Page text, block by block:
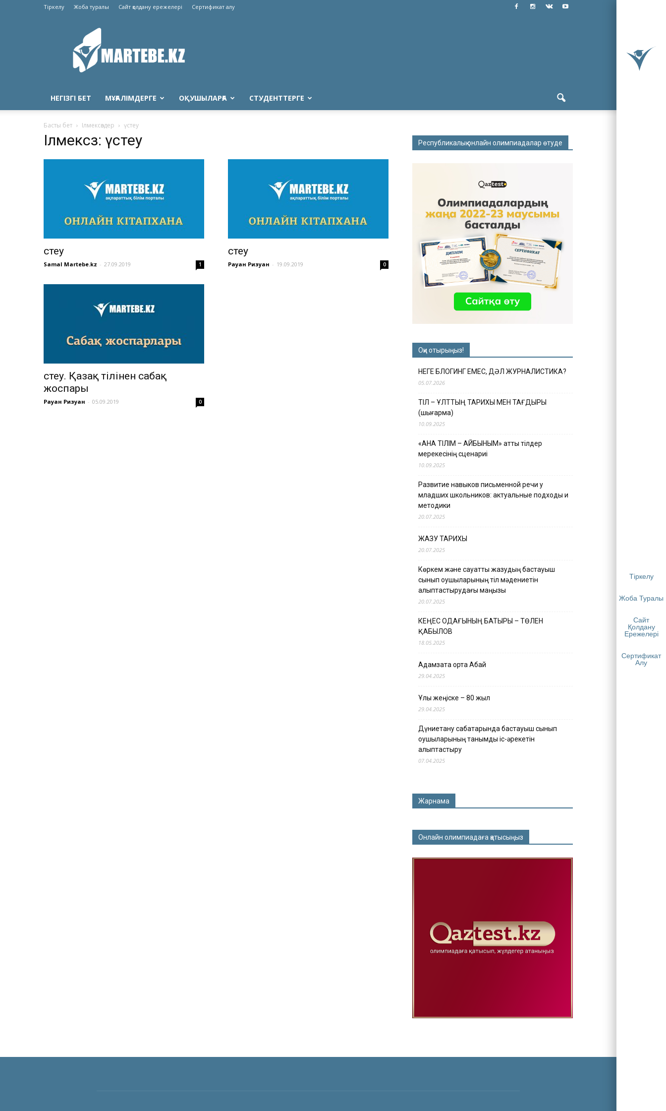
Тіркелу
Жоба Туралы
Сайт
Қолдану
Ережелері
Сертификат
Алу
Тіркелу Жоба туралы Сайт қолдану ережелері Сертификат алу
Martebe.kz
білім
сайты
НЕГІЗГІ БЕТ МҰҒАЛІМДЕРГЕ ОҚУШЫЛАРҒА СТУДЕНТТЕРГЕ
Басты бет Ілмексөздер үстеу
Ілмексөз: үстеу
Үстеу
Samal Martebe.kz - 27.09.2019 1
Үстеу
Рауан Ризуан - 19.09.2019 0
Үстеу. Қазақ тілінен сабақ
жоспары
Рауан Ризуан - 05.09.2019 0
Республикалық онлайн олимпиадалар өтуде
Оқи отырыңыз!
НЕГЕ БЛОГИНГ ЕМЕС, ДӘЛ ЖУРНАЛИСТИКА?
05.07.2026
ТІЛ – ҰЛТТЫҢ ТАРИХЫ МЕН ТАҒДЫРЫ
(шығарма)
10.09.2025
«АНА ТІЛІМ – АЙБЫНЫМ» атты тілдер
мерекесінің сценариі
10.09.2025
Развитие навыков письменной речи у
младших школьников: актуальные подходы и
методики
20.07.2025
ЖАЗУ ТАРИХЫ
20.07.2025
Көркем және сауатты жазудың бастауыш
сынып оқушыларының тіл мәдениетін
қалыптастырудағы маңызы
20.07.2025
КЕҢЕС ОДАҒЫНЫҢ БАТЫРЫ – ТӨЛЕН
ҚАБЫЛОВ
18.05.2025
Адамзатқа ортақ Абай
29.04.2025
Ұлы жеңіске – 80 жыл
29.04.2025
Дүниетану сабақтарында бастауыш сынып
оқушыларының танымдық іс-әрекетін
қалыптастыру
07.04.2025
Жарнама
Онлайн олимпиадаға қатысыңыз